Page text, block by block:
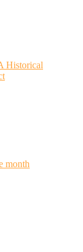
Historical
month